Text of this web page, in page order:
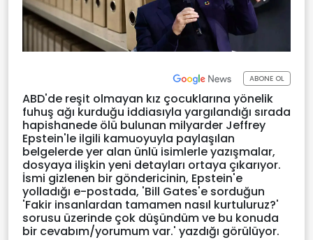
ABONE OL
ABD'de reşit olmayan kız çocuklarına yönelik
fuhuş ağı kurduğu iddiasıyla yargılandığı sırada
hapishanede ölü bulunan milyarder Jeffrey
Epstein'le ilgili kamuoyuyla paylaşılan
belgelerde yer alan ünlü isimlerle yazışmalar,
dosyaya ilişkin yeni detayları ortaya çıkarıyor.
İsmi gizlenen bir göndericinin, Epstein'e
yolladığı e-postada, 'Bill Gates'e sorduğun
'Fakir insanlardan tamamen nasıl kurtuluruz?'
sorusu üzerinde çok düşündüm ve bu konuda
bir cevabım/yorumum var.' yazdığı görülüyor.